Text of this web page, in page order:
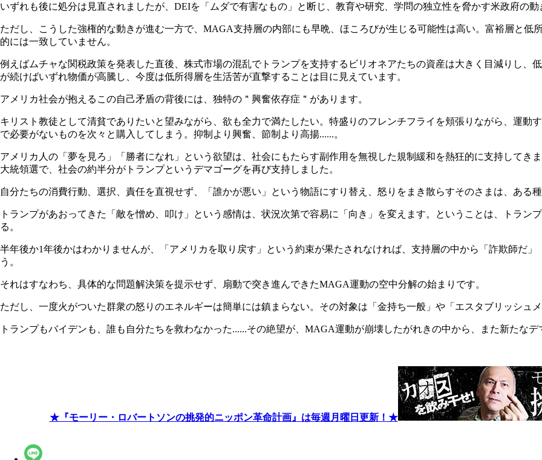
いずれも後に処分は見直されましたが、 DEIを「ムダで有害なもの」と断じ、教育や研究、学問の独立性を脅かす米政府の
ただし、こうした強権的な動きが進む一方で、 MAGA支持層の内部にも早晩、ほころびが生じる可能性は高い。富裕層と低
的には一致していません。
例えばムチャな関税政策を発表した直後、株式市場の混乱でトランプを支持するビリオネアたちの資産は大きく目減りし、
が続けばいずれ物価が高騰し、今度は低所得層を生活苦が直撃することは目に見えています。
アメリカ社会が抱えるこの自己矛盾の背後には、独特の＂興奮依存症＂があります。
キリスト教徒として清貧でありたいと望みながら、欲も全力で満たしたい。特盛りのフレンチフライを頬張りながら、運動
で必要がないものを次々と購入してしまう。抑制より興奮、節制より高揚......。
アメリカ人の「夢を見ろ」「勝者になれ」という欲望は、社会にもたらす副作用を無視した規制緩和を熱狂的に支持してき
大統領選で、社会の約半分がトランプというデマゴーグを再び支持しました。
自分たちの消費行動、選択、責任を直視せず、「誰かが悪い」という物語にすり替え、怒りをまき散らすそのさまは、ある
トランプがあおってきた「敵を憎め、叩け」という感情は、状況次第で容易に「向き」を変えます。ということは、トラン
る。
半年後か1年後かはわかりませんが、「アメリカを取り戻す」という約束が果たされなければ、支持層の中から「詐欺師だ
う。
それはすなわち、具体的な問題解決策を提示せず、扇動で突き進んできたMAGA運動の空中分解の始まりです。
ただし、一度火がついた群衆の怒りのエネルギーは簡単には鎮まらない。その対象は「金持ち一般」や「エスタブリッシュ
トランプもバイデンも、誰も自分たちを救わなかった......その絶望が、 MAGA運動が崩壊したがれきの中から、また新たな
★『モーリー・ロバートソンの挑発的ニッポン革命計画』は毎週月曜日更新！★